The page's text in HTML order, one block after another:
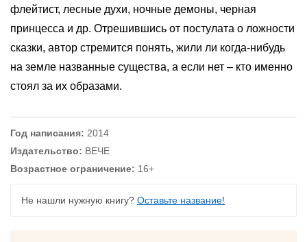
флейтист, лесные духи, ночные демоны, черная
принцесса и др. Отрешившись от постулата о ложности
сказки, автор стремится понять, жили ли когда-нибудь
на земле названные существа, а если нет – кто именно
стоял за их образами.
Год написания: 2014
Издательство: ВЕЧЕ
Возрастное ограничение: 16+
Не нашли нужную книгу? Оставьте название!